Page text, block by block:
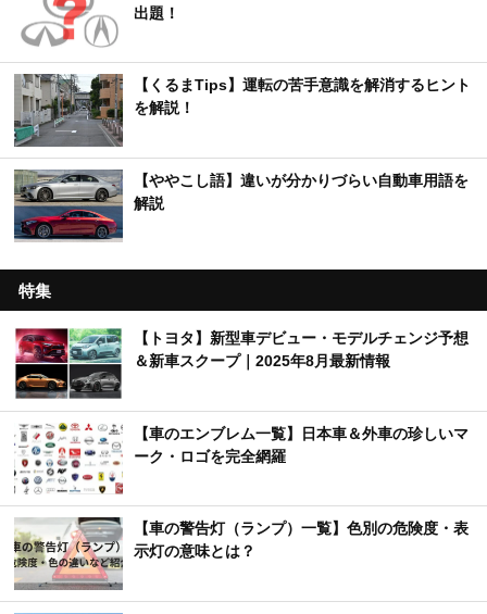
出題！
【くるまTips】運転の苦手意識を解消するヒント
を解説！
【ややこし語】違いが分かりづらい自動車用語を
解説
特集
【トヨタ】新型車デビュー・モデルチェンジ予想
＆新車スクープ｜2025年8月最新情報
【車のエンブレム一覧】日本車＆外車の珍しいマ
ーク・ロゴを完全網羅
【車の警告灯（ランプ）一覧】色別の危険度・表
示灯の意味とは？